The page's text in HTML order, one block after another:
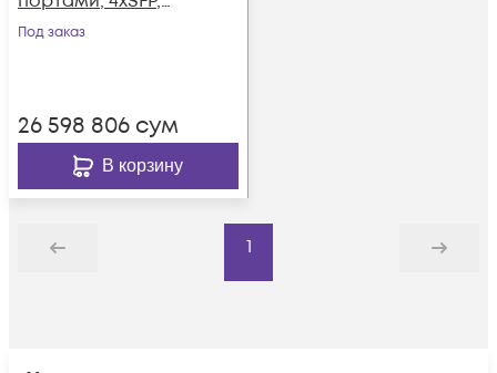
2xSFP+, 2 БП АC
Под заказ
26 598 806 сум
В корзину
Назад
1
Дальше